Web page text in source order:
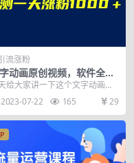
流涨粉
动画原创视频，软件全自
成，实测一天涨粉1000＋
给大家讲一下这个文字动画视
制作方法，这种视频有哪些好
？ 首先可以直接...
2023-07-22 165 29